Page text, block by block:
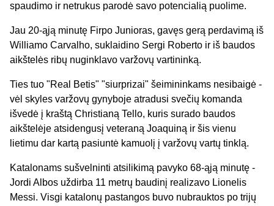
spaudimo ir netrukus parodė savo potencialią puolime.
Jau 20-ąją minutę Firpo Junioras, gavęs gerą perdavimą iš
Williamo Carvalho, suklaidino Sergi Roberto ir iš baudos
aikštelės ribų nuginklavo varžovų vartininką.
Ties tuo "Real Betis" "siurprizai" šeimininkams nesibaigė -
vėl skyles varžovų gynyboje atradusi svečių komanda
išvedė į kraštą Christianą Tello, kuris surado baudos
aikštelėje atsidengusį veteraną Joaquiną ir šis vienu
lietimu dar kartą pasiuntė kamuolį į varžovų vartų tinklą.
Katalonams sušvelninti atsilikimą pavyko 68-ąją minutę -
Jordi Albos uždirba 11 metrų baudinį realizavo Lionelis
Messi. Visgi katalonų pastangos buvo nubrauktos po trijų